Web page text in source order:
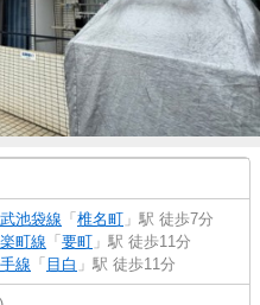
池袋線 「 椎名町 」駅 徒歩7分
町線 「 要町 」駅 徒歩11分
線 「 目白 」駅 徒歩11分